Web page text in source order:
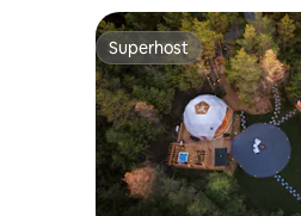
Superhost
Superhost